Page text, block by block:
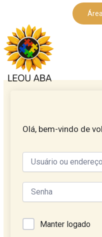
conteúdo
Olá, bem-vindo de
Manter logado